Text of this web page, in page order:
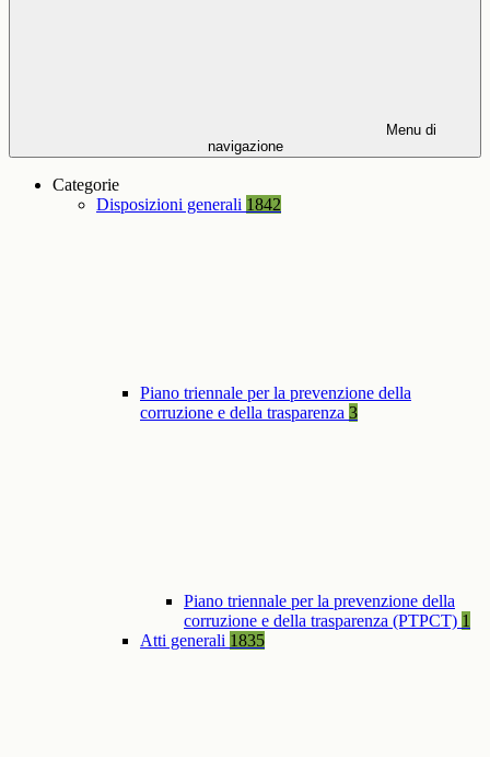
Menu di
navigazione
Categorie
Disposizioni generali 1842
Piano triennale per la prevenzione della
corruzione e della trasparenza 3
Piano triennale per la prevenzione della
corruzione e della trasparenza (PTPCT) 1
Atti generali 1835